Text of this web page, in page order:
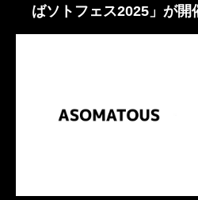
ばソトフェス2025」が開